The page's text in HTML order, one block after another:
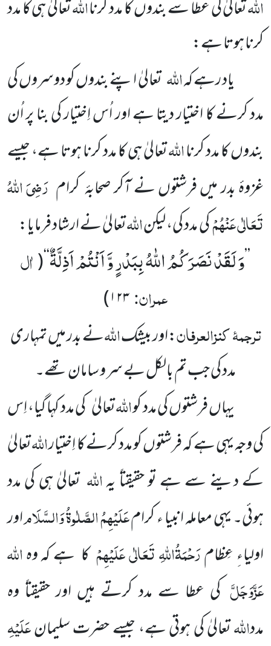
تعالیٰ کی عطا سے بندوں کا مدد کرنا تعالیٰ ہی کا مدد
کرنا ہوتا ہے:
یاد رہے کہاللہتعالیٰ اپنے بندوں کو دوسروں کی
مدد کرنے کا اختیار دیتا ہے اور اُس اِختیار کی بنا پر اُن
بندوں کا مدد کرنااللہتعالیٰ ہی کا مدد کرنا ہوتا ہے، جیسے
غزوۂ بدر میں فرشتوں نے آکر صحابۂ کرام رَضِیَ اللہُ
تَعَالٰی عَنْہُمْکی مدد کی، لیکناللہتعالیٰ نے ارشاد فرمایا:
’’وَ لَقَدْ نَصَرَكُمُ اللّٰهُ بِبَدْرٍ وَّ اَنْتُمْ اَذِلَّةٌ‘‘
(اٰل
عمران:۱۲۳)
ترجمۂکنزالعرفان:اور بیشکاللہنے بدر میں تمہاری
مدد کی جب تم بالکل بے سر و سامان تھے۔
یہاں فرشتوں کی مدد کواللہتعالیٰ کی مدد کہا گیا، اِس
کی وجہ یہی ہے کہ فرشتوں کو مدد کرنے کا اِختیاراللہتعالیٰ
کے دینے سے ہے تو حقیقتاً یہاللہ تعالیٰ ہی کی مدد
ہوئی۔ یہی معاملہ انبیا ء کرامعَلَیْہِمُ الصَّلٰوۃُ وَالسَّلَاماور
اولیاءِ عِظامرَحْمَۃُاللہِ تَعَالٰی عَلَیْہِمْکا ہے کہ وہاللہ
عَزَّوَجَلَّ کی عطا سے مدد کرتے ہیں اور حقیقتاً وہ
مدداللہتعالیٰ کی ہوتی ہے، جیسے حضرت سلیمانعَلَیْہِ